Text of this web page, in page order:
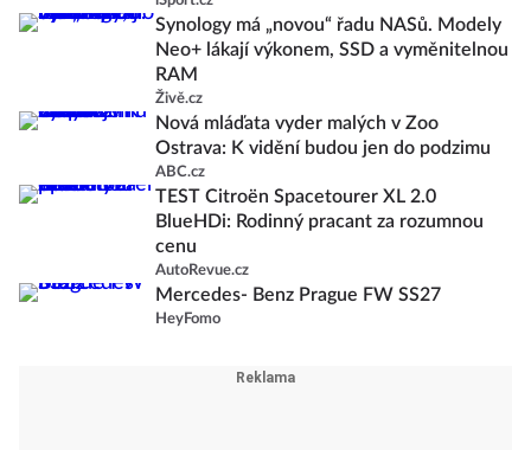
Synology má „novou“ řadu NASů. Modely
Neo+ lákají výkonem, SSD a vyměnitelnou
RAM
Živě.cz
Nová mláďata vyder malých v Zoo
Ostrava: K vidění budou jen do podzimu
ABC.cz
TEST Citroën Spacetourer XL 2.0
BlueHDi: Rodinný pracant za rozumnou
cenu
AutoRevue.cz
Mercedes- Benz Prague FW SS27
HeyFomo